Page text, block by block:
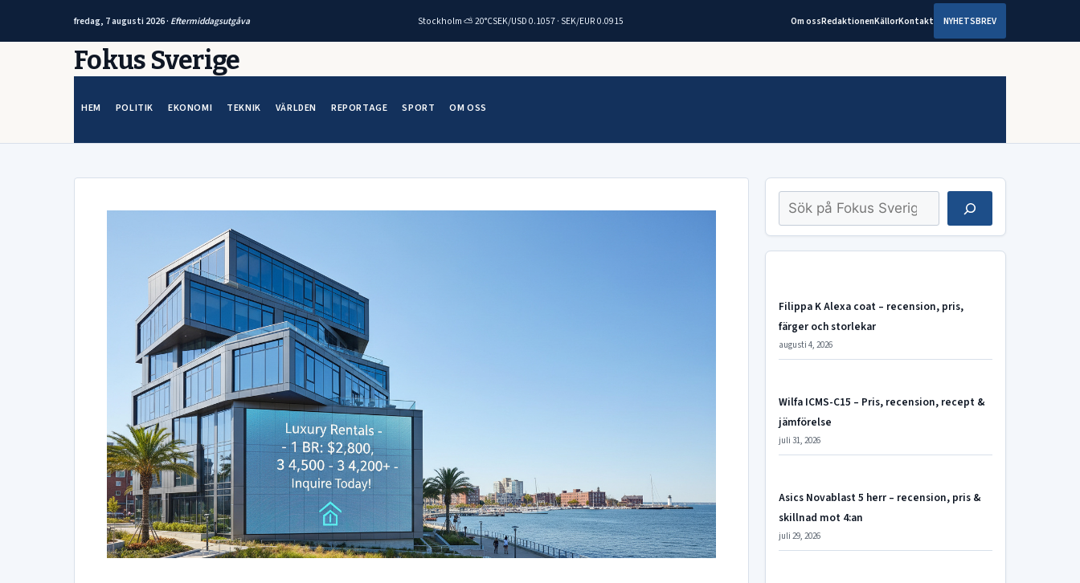
fredag, 7 augusti 2026 · Eftermiddagsutgåva Stockholm ⛅ 20°CSEK/USD 0.1057 · SEK/EUR 0.0915 Om ossRedaktionenKällorKontakt NYHETSBREV
Fokus Sverige
HEM POLITIK EKONOMI TEKNIK VÄRLDEN REPORTAGE SPORT OM OSS
Sök
Filippa K Alexa coat – recension, pris,
färger och storlekar
augusti 4, 2026
Wilfa ICMS-C15 – Pris, recension, recept &
jämförelse
juli 31, 2026
Asics Novablast 5 herr – recension, pris &
skillnad mot 4:an
juli 29, 2026